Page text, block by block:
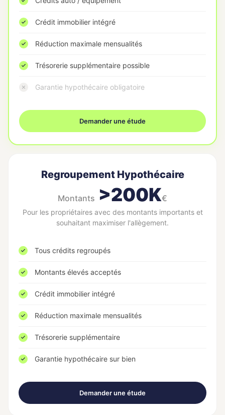
Crédit immobilier intégré
Réduction maximale mensualités
Trésorerie supplémentaire possible
Garantie hypothécaire obligatoire
Demander une étude
Regroupement Hypothécaire
Montants >200K€
Pour les propriétaires avec des montants importants et
souhaitant maximiser l'allègement.
Tous crédits regroupés
Montants élevés acceptés
Crédit immobilier intégré
Réduction maximale mensualités
Trésorerie supplémentaire
Garantie hypothécaire sur bien
Demander une étude